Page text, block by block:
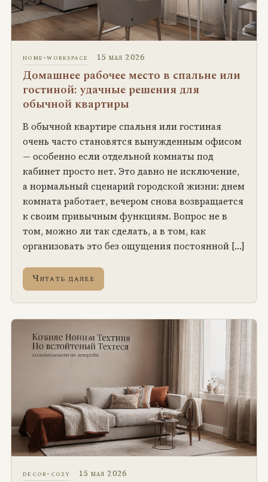
home-workspace · 15 мая 2026
Домашнее рабочее место в спальне или
гостиной: удачные решения для
обычной квартиры
В обычной квартире спальня или гостиная
очень часто становятся вынужденным офисом
— особенно если отдельной комнаты под
кабинет просто нет. Это давно не исключение,
а нормальный сценарий городской жизни: днем
комната работает, вечером снова возвращается
к своим привычным функциям. Вопрос не в
том, можно ли так сделать, а в том, как
организовать это без ощущения постоянной […]
Читать далее
decor-cozy · 15 мая 2026